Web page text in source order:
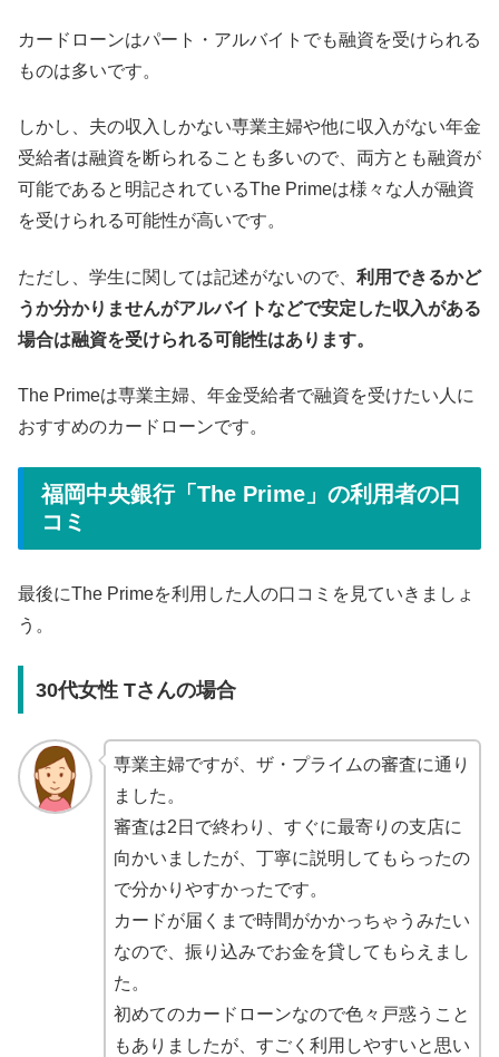
カードローンはパート・アルバイトでも融資を受けられる
ものは多いです。
しかし、夫の収入しかない専業主婦や他に収入がない年金
受給者は融資を断られることも多いので、両方とも融資が
可能であると明記されているThe Primeは様々な人が融資
を受けられる可能性が高いです。
ただし、学生に関しては記述がないので、 利用できるかど
うか分かりませんがアルバイトなどで安定した収入がある
場合は融資を受けられる可能性はあります。
The Primeは専業主婦、年金受給者で融資を受けたい人に
おすすめのカードローンです。
福岡中央銀行「The Prime」の利用者の口
コミ
最後にThe Primeを利用した人の口コミを見ていきましょ
う。
30代女性 Tさんの場合
専業主婦ですが、ザ・プライムの審査に通り
ました。
審査は2日で終わり、すぐに最寄りの支店に
向かいましたが、丁寧に説明してもらったの
で分かりやすかったです。
カードが届くまで時間がかかっちゃうみたい
なので、振り込みでお金を貸してもらえまし
た。
初めてのカードローンなので色々戸惑うこと
もありましたが、すごく利用しやすいと思い